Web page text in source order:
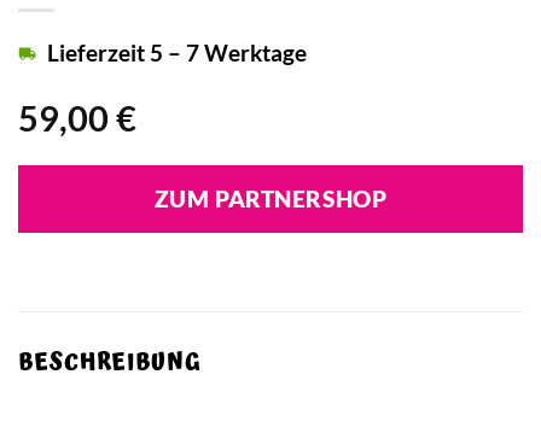
59,00 €
Lieferzeit 5 – 7 Werktage
ZUM PARTNERSHOP
BESCHREIBUNG